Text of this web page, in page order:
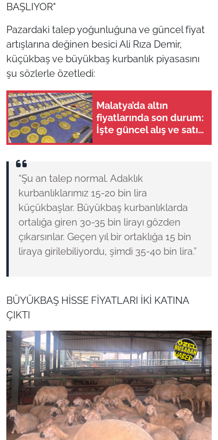
BAŞLIYOR"
Pazardaki talep yoğunluğuna ve güncel fiyat
artışlarına değinen besici Ali Rıza Demir,
küçükbaş ve büyükbaş kurbanlık piyasasını
şu sözlerle özetledi:
Malatya’da altın
fiyatlarında son durum:
İşte güncel alış ve satış
“Şu an talep normal. Adaklık
kurbanlıklarımız 15-20 bin lira
küçükbaşlar. Büyükbaş kurbanlıklarda
ortalığa giren 30-35 bin lirayı gözden
çıkarsınlar. Geçen yıl bir ortaklığa 15 bin
liraya girilebiliyordu, şimdi 35-40 bin lira.”
BÜYÜKBAŞ HİSSE FİYATLARI İKİ KATINA
ÇIKTI